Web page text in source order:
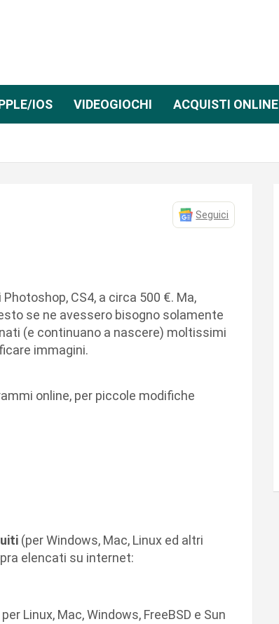
IOS VIDEOGIOCHI ACQUISTI ONLINE
Seguici
CS4, a circa 500 €. Ma,
se ne avessero bisogno solamente
(e continuano a nascere) moltissimi
immagini.
online, per piccole modifiche
(per Windows, Mac, Linux ed altri
elencati su internet:
Linux, Mac, Windows, FreeBSD e Sun